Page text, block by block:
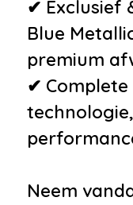
THERMATIC
•COMAND
en variabele
✔ Exclusief
Blue
premium
✔
Neem